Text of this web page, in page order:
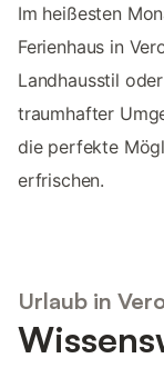
Im heißesten
Ferienhaus in
Landhausstil
traumhafter
die perfekte
erfrischen.
Urlaub in